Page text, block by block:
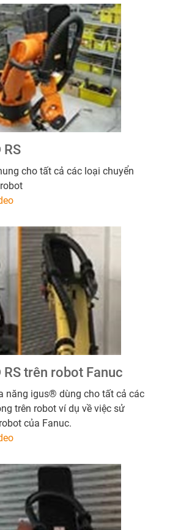
cho tất cả các loại chuyển
trên robot Fanuc
năng igus® dùng cho tất cả các
trên robot ví dụ về việc sử
của Fanuc.